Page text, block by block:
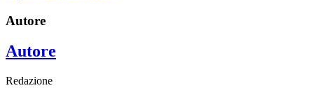
Autore
Autore
Redazione